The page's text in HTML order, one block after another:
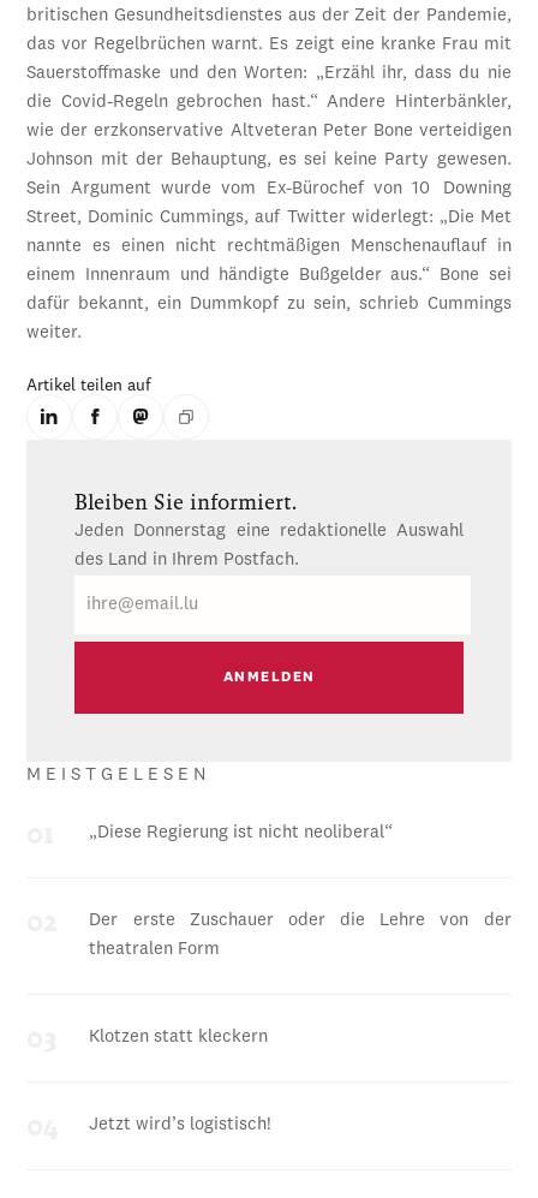
britischen Gesundheitsdienstes aus der Zeit der Pandemie,
das vor Regelbrüchen warnt. Es zeigt eine kranke Frau mit
Sauerstoffmaske und den Worten: „Erzähl ihr, dass du nie
die Covid-Regeln gebrochen hast.“ Andere Hinterbänkler,
wie der erzkonservative Altveteran Peter Bone verteidigen
Johnson mit der Behauptung, es sei keine Party gewesen.
Sein Argument wurde vom Ex-Bürochef von 10 Downing
Street, Dominic Cummings, auf Twitter widerlegt: „Die Met
nannte es einen nicht rechtmäßigen Menschenauflauf in
einem Innenraum und händigte Bußgelder aus.“ Bone sei
dafür bekannt, ein Dummkopf zu sein, schrieb Cummings
weiter.
Artikel teilen auf
Bleiben Sie informiert.
Jeden Donnerstag eine redaktionelle Auswahl
des Land in Ihrem Postfach.
Mail
MEISTGELESEN
„Diese Regierung ist nicht neoliberal“
Der erste Zuschauer oder die Lehre von der
theatralen Form
Klotzen statt kleckern
Jetzt wird’s logistisch!